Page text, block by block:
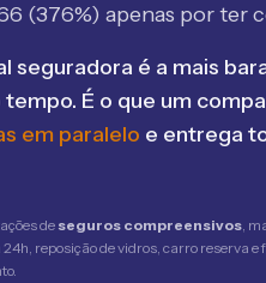
(376%) apenas por ter
seguradora é a mais
É o que um
em paralelo e entrega
de seguros compreensivos,
reposição de vidros, carro reserva